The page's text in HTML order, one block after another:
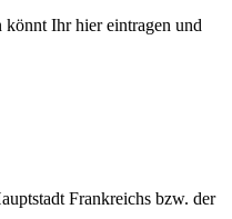
Ihr hier eintragen und
Frankreichs bzw. der